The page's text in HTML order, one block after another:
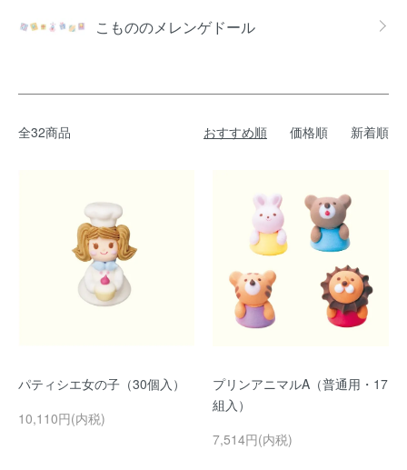
こもののメレンゲドール
全32商品 おすすめ順 価格順 新着順
パティシエ女の子（30個入）
10,110円(内税)
プリンアニマルA（普通用・17
組入）
7,514円(内税)